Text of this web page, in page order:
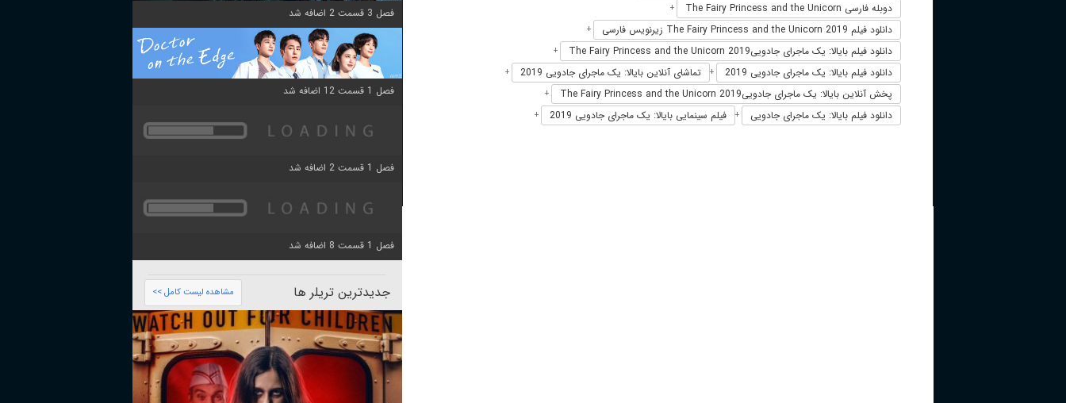
دوبله فارسی The Fairy Princess and the Unicorn +
دانلود فیلم The Fairy Princess and the Unicorn 2019 زیرنویس فارسی +
دانلود فیلم بایالا: یک ماجرای جادوییThe Fairy Princess and the Unicorn 2019 +
دانلود فیلم بایالا: یک ماجرای جادویی 2019 + تماشای آنلاین بایالا: یک ماجرای جادویی 2019 +
پخش آنلاین بایالا: یک ماجرای جادوییThe Fairy Princess and the Unicorn 2019 +
دانلود فیلم بایالا: یک ماجرای جادویی + فیلم سینمایی بایالا: یک ماجرای جادویی 2019 +
فصل 3 قسمت 2 اضافه شد
فصل 1 قسمت 12 اضافه شد
فصل 1 قسمت 2 اضافه شد
فصل 1 قسمت 8 اضافه شد
جدیدترین تریلر ها مشاهده لیست کامل >>